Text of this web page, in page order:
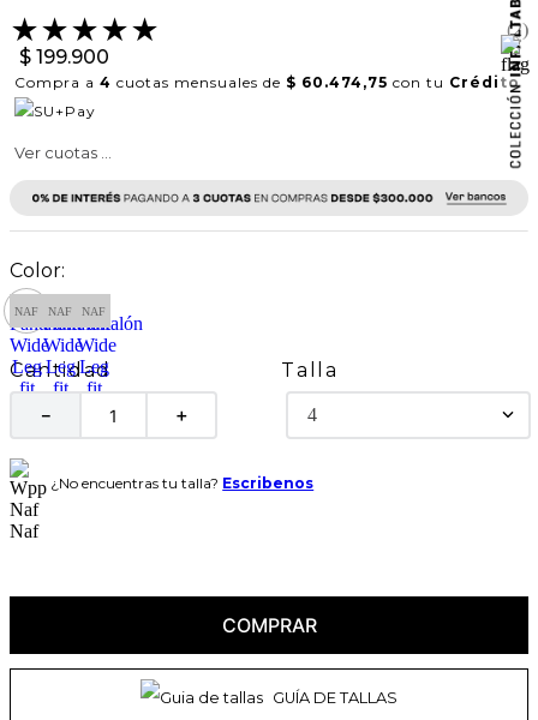
★★★★★ (2)
$ 199.900
Compra a 4 cuotas mensuales de $ 60.474,75 con tu Crédito
Ver cuotas ...
Cantidad
＋
－
Talla
4
¿No encuentras tu talla? Escribenos
COMPRAR
GUÍA DE TALLAS